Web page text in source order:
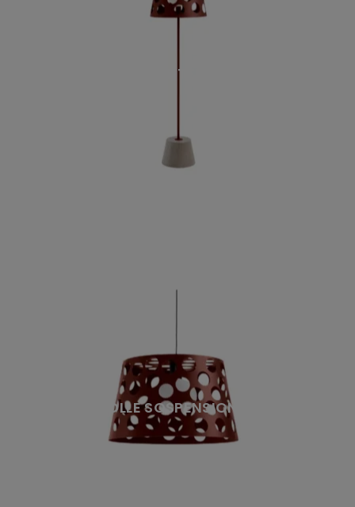
BOLLE TERRA
BOLLE SOSPENSIONE L